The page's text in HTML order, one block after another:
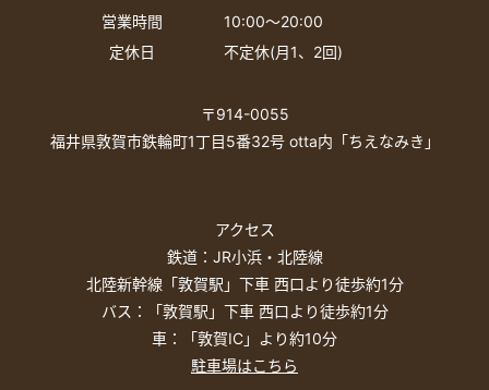
営業時間
10:00〜20:00
定休日
不定休(月1、2回)
〒914-0055
福井県敦賀市鉄輪町1丁目5番32号 otta内「ちえなみき」
アクセス
鉄道：JR小浜・北陸線
北陸新幹線「敦賀駅」下車 西口より徒歩約1分
バス：「敦賀駅」下車 西口より徒歩約1分
車：「敦賀IC」より約10分
駐車場はこちら